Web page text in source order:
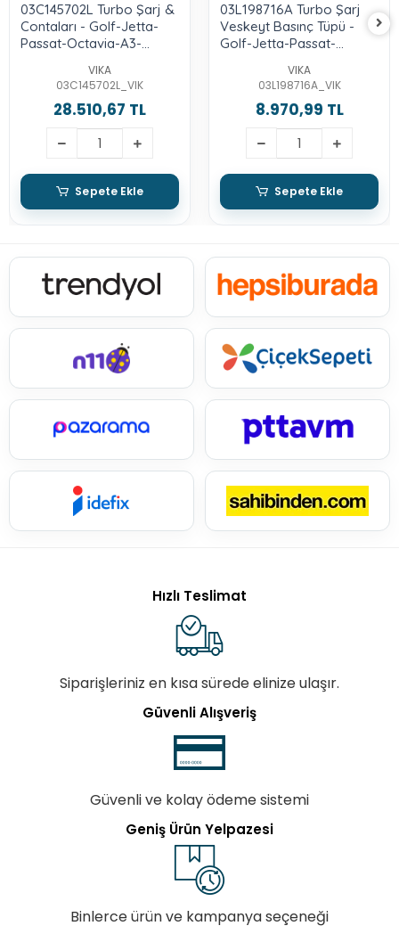
03C145702L Turbo Şarj &
Contaları - Golf-Jetta-
Passat-Octavia-A3-
Caxa-Caxc- -122-Lik-
VIKA
03C145702L_VIK
28.510,67 TL
Sepete Ekle
03L198716A Turbo Şarj
Veskeyt Basınç Tüpü -
Golf-Jetta-Passat-
Octavia-Superb-Yeti-2.0-
Cbaa-B
VIKA
03L198716A_VIK
8.970,99 TL
Sepete Ekle
Hızlı Teslimat
Siparişleriniz en kısa sürede elinize ulaşır.
Güvenli Alışveriş
Güvenli ve kolay ödeme sistemi
Geniş Ürün Yelpazesi
Binlerce ürün ve kampanya seçeneği